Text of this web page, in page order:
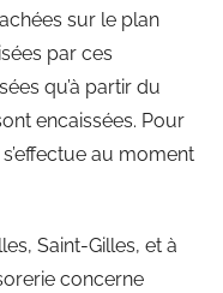
sur le plan
par ces
qu’à partir du
encaissées. Pour
au moment
Saint-Gilles, et à
concerne